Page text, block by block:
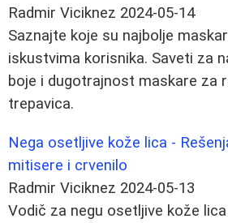
Radmir Viciknez 2024-05-14
Saznajte koje su najbolje
iskustvima korisnika. Saveti za
boje i dugotrajnost maskare za
trepavica.
Nega osetljive kože lica -
mitisere i crvenilo
Radmir Viciknez 2024-05-13
Vodič za negu osetljive kože